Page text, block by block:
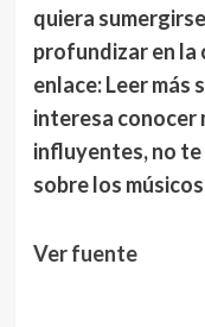
quiera
profundizar en la
enlace: Leer más
interesa conocer
influyentes, no te
sobre los
Ver fuente